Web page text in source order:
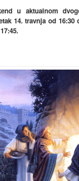
u aktualnom
14. travnja od